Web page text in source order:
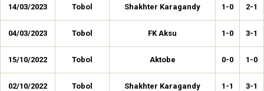
14/03/2023 Tobol Shakhter Karagandy 1-0 2-1
04/03/2023 Tobol FK Aksu 1-0 3-1
15/10/2022 Tobol Aktobe 0-0 1-0
02/10/2022 Tobol Shakhter Karagandy 1-1 3-1